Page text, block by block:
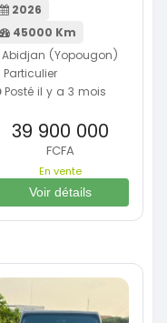
2026
45000 Km
Abidjan (Yopougon)
Particulier
Posté il y a 3 mois
39 900 000
FCFA
En vente
Voir détails